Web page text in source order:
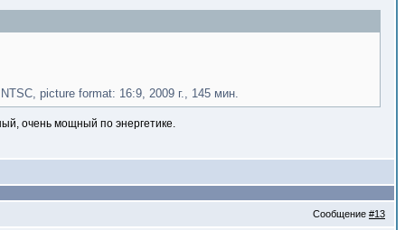
picture format: 16:9, 2009 г., 145 мин.
очень мощный по энергетике.
Сообщение #13